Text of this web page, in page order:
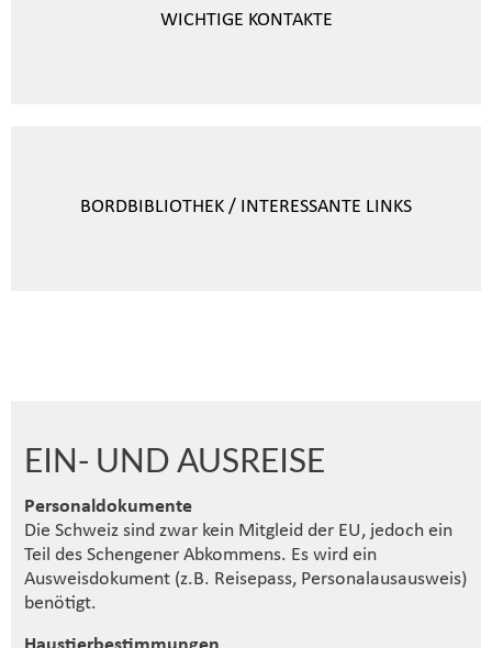
WICHTIGE KONTAKTE
BORDBIBLIOTHEK / INTERESSANTE LINKS
EIN- UND AUSREISE
Personaldokumente
Die Schweiz sind zwar kein Mitgleid der EU, jedoch ein
Teil des Schengener Abkommens. Es wird ein
Ausweisdokument (z.B. Reisepass, Personalausausweis)
benötigt.